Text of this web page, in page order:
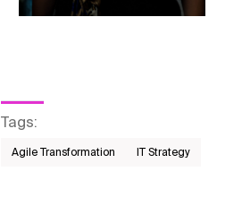
Tags:
Agile Transformation IT Strategy